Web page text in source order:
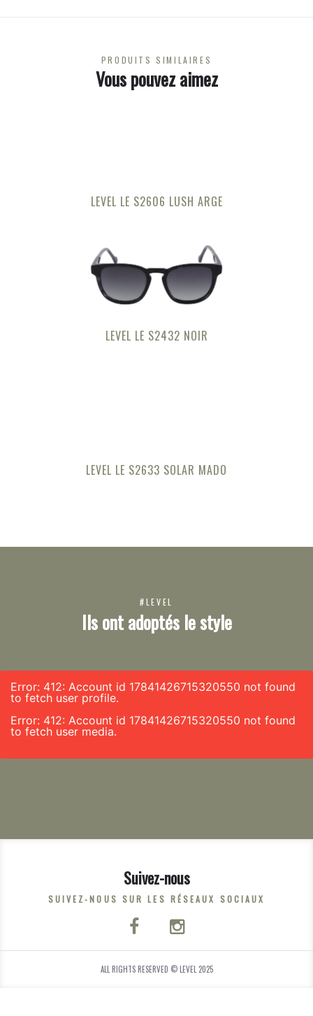
PRODUITS SIMILAIRES
Vous pouvez aimez
LEVEL LE S2606 LUSH ARGE
LEVEL LE S2432 NOIR
LEVEL LE S2633 SOLAR MADO
#LEVEL
Ils ont adoptés le style
Error: 412: Account id 17841426715320550 not found
to fetch user profile.
Error: 412: Account id 17841426715320550 not found
to fetch user media.
Suivez-nous
SUIVEZ-NOUS SUR LES RÉSEAUX SOCIAUX
ALL RIGHTS RESERVED © LEVEL 2025